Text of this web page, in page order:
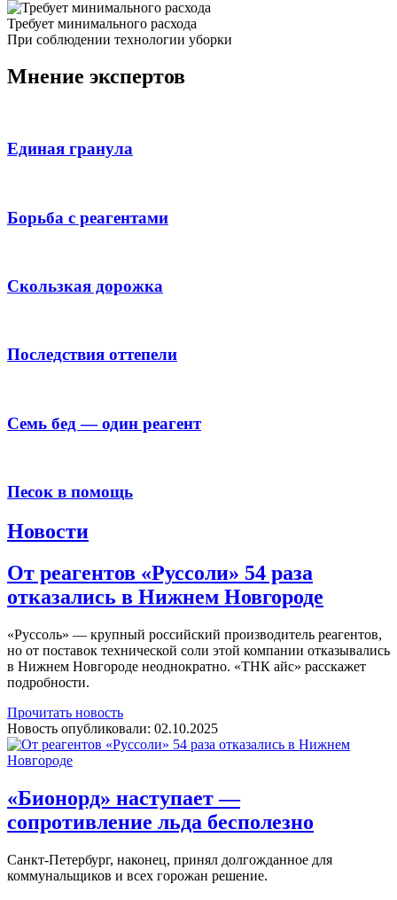
Требует минимального расхода
При соблюдении технологии уборки
Мнение экспертов
Единая гранула
Борьба с реагентами
Скользкая дорожка
Последствия оттепели
Семь бед — один реагент
Песок в помощь
Новости
От реагентов «Руссоли» 54 раза
отказались в Нижнем Новгороде
«Руссоль» — крупный российский производитель реагентов,
но от поставок технической соли этой компании отказывались
в Нижнем Новгороде неоднократно. «ТНК айс» расскажет
подробности.
Прочитать новость
Новость опубликовали: 02.10.2025
«Бионорд» наступает —
сопротивление льда бесполезно
Санкт-Петербург, наконец, принял долгожданное для
коммунальщиков и всех горожан решение.